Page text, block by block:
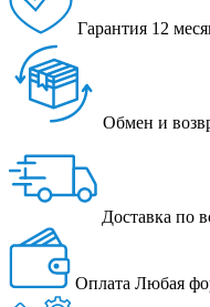
Гарантия 12
Обмен и
Доставка по
Оплата Любая